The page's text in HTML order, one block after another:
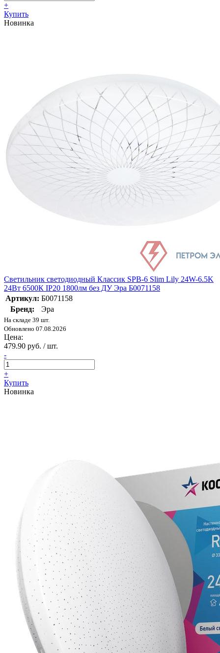
+
Купить
Новинка
Светильник светодиодный Классик SPB-6 Slim Lily 24W-6.5K
24Вт 6500К IP20 1800лм без ДУ Эра Б0071158
Артикул: Б0071158
Бренд:
Эра
На складе 39 шт.
Обновлено 07.08.2026
Цена:
479.90 руб. / шт.
-
+
Купить
Новинка